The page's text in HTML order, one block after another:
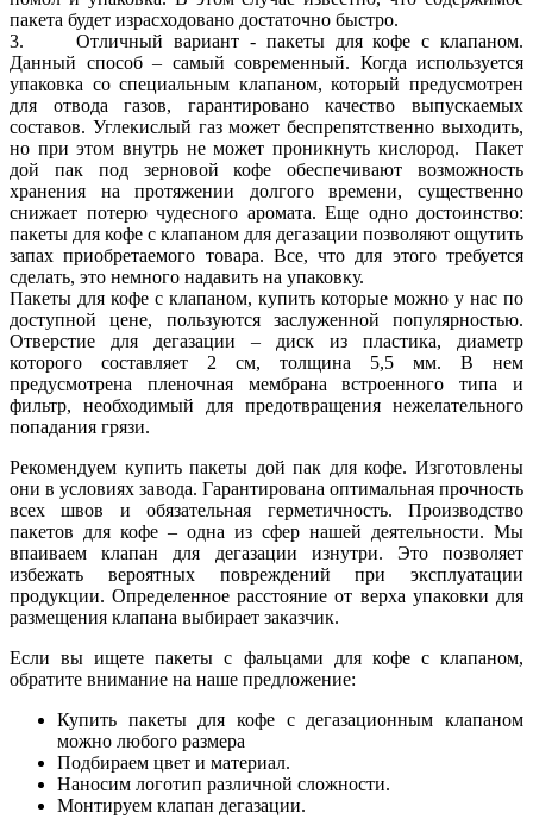
пакета будет израсходовано достаточно быстро.
3. Отличный вариант - пакеты для кофе с клапаном.
Данный способ – самый современный. Когда используется
упаковка со специальным клапаном, который предусмотрен
для отвода газов, гарантировано качество выпускаемых
составов. Углекислый газ может беспрепятственно выходить,
но при этом внутрь не может проникнуть кислород. Пакет
дой пак под зерновой кофе обеспечивают возможность
хранения на протяжении долгого времени, существенно
снижает потерю чудесного аромата. Еще одно достоинство:
пакеты для кофе с клапаном для дегазации позволяют ощутить
запах приобретаемого товара. Все, что для этого требуется
сделать, это немного надавить на упаковку.
Пакеты для кофе с клапаном, купить которые можно у нас по
доступной цене, пользуются заслуженной популярностью.
Отверстие для дегазации – диск из пластика, диаметр
которого составляет 2 см, толщина 5,5 мм. В нем
предусмотрена пленочная мембрана встроенного типа и
фильтр, необходимый для предотвращения нежелательного
попадания грязи.
Рекомендуем купить пакеты дой пак для кофе. Изготовлены
они в условиях завода. Гарантирована оптимальная прочность
всех швов и обязательная герметичность. Производство
пакетов для кофе – одна из сфер нашей деятельности. Мы
впаиваем клапан для дегазации изнутри. Это позволяет
избежать вероятных повреждений при эксплуатации
продукции. Определенное расстояние от верха упаковки для
размещения клапана выбирает заказчик.
Если вы ищете пакеты с фальцами для кофе с клапаном,
обратите внимание на наше предложение:
Купить пакеты для кофе с дегазационным клапаном
можно любого размера
Подбираем цвет и материал.
Наносим логотип различной сложности.
Монтируем клапан дегазации.